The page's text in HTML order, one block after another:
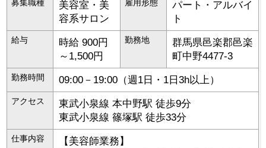
募集職種
美容室・美
容系サロン
雇用形態
パート・アルバイ
ト
給与
時給 900円
～1,500円
勤務地 群馬県邑楽郡邑楽
町中野4477-3
勤務時間 09:00－19:00（週1日・1日3h以上）
アクセス
東武小泉線 本中野駅 徒歩9分
東武小泉線 篠塚駅 徒歩33分
仕事内容
【美容師業務】